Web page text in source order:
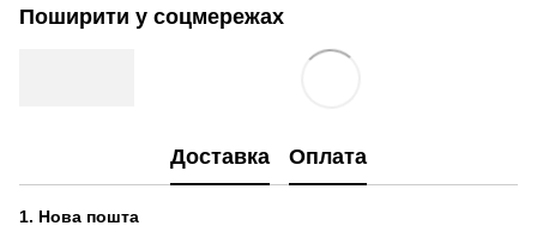
Поширити у соцмережах
Доставка Оплата
1. Нова пошта